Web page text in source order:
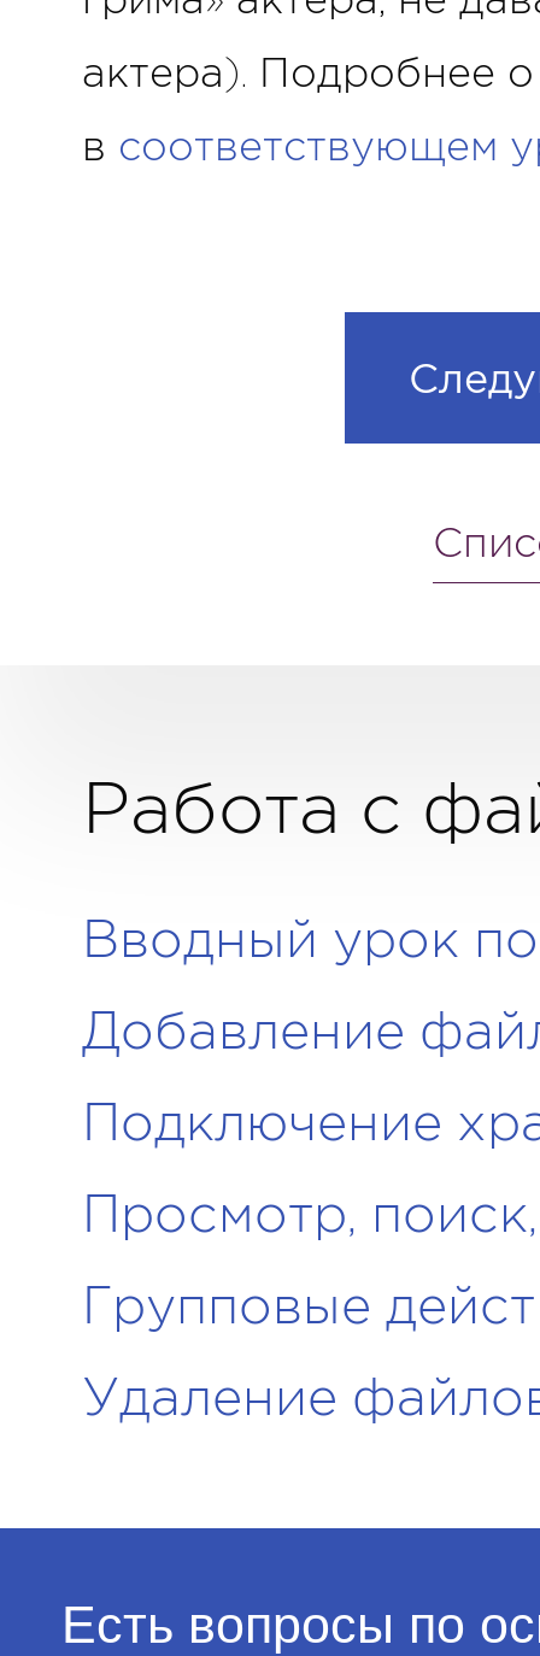
актера). Подробнее
в соответствующем
Работа с
Вводный урок
Добавление
Подключение
Просмотр,
Групповые
Удаление
Есть вопросы по